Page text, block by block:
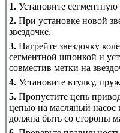
1. Установите
2. При установке новой
звездочке.
3. Нагрейте звездочку
сегментной шпонкой и
совместив метки на
4. Установите втулку,
5. Пропустите цепь
цепью на масляный насос
должна быть со стороны